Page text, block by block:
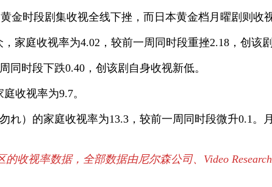
金时段剧集收视全线下挫，而日本黄金档月曜剧则收
庭收视率为4.02，较前一周同时段重挫2.18，创该
时段下跌0.40，创该剧自身收视新低。
收视率为9.7。
）的家庭收视率为13.3，较前一周同时段微升0.1。
视率数据，全部数据由尼尔森公司、Video Research